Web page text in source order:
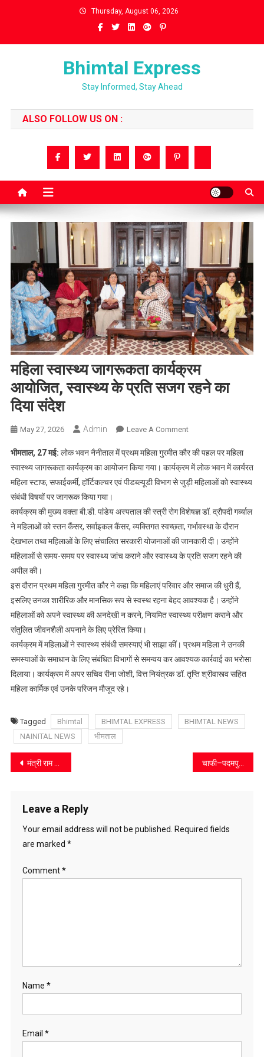
Thursday, August 06, 2026
Bhimtal Express
Stay Informed, Stay Ahead
ALSO FOLLOW US ON :
महिला स्वास्थ्य जागरूकता कार्यक्रम
आयोजित, स्वास्थ्य के प्रति सजग रहने का
दिया संदेश
May 27, 2026 Admin Leave A CommentOn
स्वास्थ्य
जागरूकता
कार्यक्रम
स्वास्थ्य
के
प्रति
सजग
संदेश
भीमताल, 27 मई: लोक भवन नैनीताल में प्रथम महिला गुरमीत कौर की पहल पर महिला
स्वास्थ्य जागरूकता कार्यक्रम का आयोजन किया गया। कार्यक्रम में लोक भवन में कार्यरत
महिला स्टाफ, सफाईकर्मी, हॉर्टिकल्चर एवं पीडब्ल्यूडी विभाग से जुड़ी महिलाओं को स्वास्थ्य
संबंधी विषयों पर जागरूक किया गया।
कार्यक्रम की मुख्य वक्ता बी.डी. पांडेय अस्पताल की स्त्री रोग विशेषज्ञ डॉ. द्रौपदी गर्ब्याल
ने महिलाओं को स्तन कैंसर, सर्वाइकल कैंसर, व्यक्तिगत स्वच्छता, गर्भावस्था के दौरान
देखभाल तथा महिलाओं के लिए संचालित सरकारी योजनाओं की जानकारी दी। उन्होंने
महिलाओं से समय-समय पर स्वास्थ्य जांच कराने और स्वास्थ्य के प्रति सजग रहने की
अपील की।
इस दौरान प्रथम महिला गुरमीत कौर ने कहा कि महिलाएं परिवार और समाज की धुरी हैं,
इसलिए उनका शारीरिक और मानसिक रूप से स्वस्थ रहना बेहद आवश्यक है। उन्होंने
महिलाओं को अपने स्वास्थ्य की अनदेखी न करने, नियमित स्वास्थ्य परीक्षण कराने और
संतुलित जीवनशैली अपनाने के लिए प्रेरित किया।
कार्यक्रम में महिलाओं ने स्वास्थ्य संबंधी समस्याएं भी साझा कीं। प्रथम महिला ने उनकी
समस्याओं के समाधान के लिए संबंधित विभागों से समन्वय कर आवश्यक कार्रवाई का भरोसा
दिलाया। कार्यक्रम में अपर सचिव रीना जोशी, वित्त नियंत्रक डॉ. तृप्ति श्रीवास्त्व सहित
महिला कार्मिक एवं उनके परिजन मौजूद रहे।
Tagged Bhimtal BHIMTAL EXPRESS
BHIMTAL NEWS
NAINITAL NEWS
भीमताल
Post
मंत्री राम सिंह कैड़ा ने अधिकारीयों की ली बैठक समस्याओं का समाधान करने के दिए निर्देश
Leave a Reply
Your email address will not be published.
Required fields
are marked *
Comment*
Name *
Email *